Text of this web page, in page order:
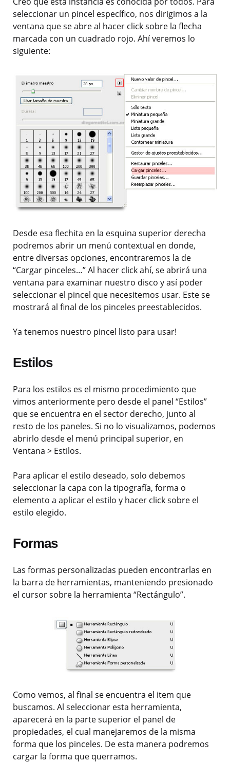
seleccionar un pincel específico, nos dirigimos a la
ventana que se abre al hacer click sobre la flecha
marcada con un cuadrado rojo. Ahí veremos lo
siguiente:
Desde esa flechita en la esquina superior derecha
podremos abrir un menú contextual en donde,
entre diversas opciones, encontraremos la de
“Cargar pinceles…” Al hacer click ahí, se abrirá una
ventana para examinar nuestro disco y así poder
seleccionar el pincel que necesitemos usar. Este se
mostrará al final de los pinceles preestablecidos.
Ya tenemos nuestro pincel listo para usar!
Estilos
Para los estilos es el mismo procedimiento que
vimos anteriormente pero desde el panel “Estilos”
que se encuentra en el sector derecho, junto al
resto de los paneles. Si no lo visualizamos, podemos
abrirlo desde el menú principal superior, en
Ventana > Estilos.
Para aplicar el estilo deseado, solo debemos
seleccionar la capa con la tipografía, forma o
elemento a aplicar el estilo y hacer click sobre el
estilo elegido.
Formas
Las formas personalizadas pueden encontrarlas en
la barra de herramientas, manteniendo presionado
el cursor sobre la herramienta “Rectángulo”.
Como vemos, al final se encuentra el item que
buscamos. Al seleccionar esta herramienta,
aparecerá en la parte superior el panel de
propiedades, el cual manejaremos de la misma
forma que los pinceles. De esta manera podremos
cargar la forma que querramos.